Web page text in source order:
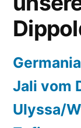
Jali vom
Ulyssa/